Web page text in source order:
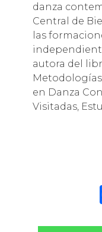
danza
Central de
las
autora del
en Danza
Visitadas,